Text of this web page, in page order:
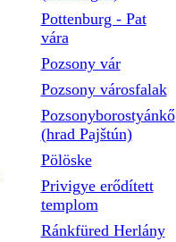
Pottenburg - Pat
vára
Pozsony vár
Pozsony városfalak
Pozsonyborostyánkő
(hrad Pajštún)
Pölöske
Privigye erődített
templom
Ránkfüred Herlány